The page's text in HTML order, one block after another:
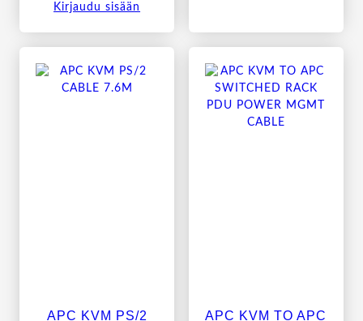
Kirjaudu sisään
APC KVM PS/2 APC KVM TO APC